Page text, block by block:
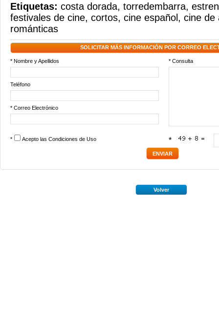
Etiquetas: costa dorada, torredembarra,
festivales de cine, cortos, cine español , cine de
románticas
SOLICITAR MÁS INFORMACIÓN POR CORREO
* Nombre y Apellidos * Consulta
Teléfono
* Correo Electrónico
* Acepto las Condiciones de Uso *
Volver